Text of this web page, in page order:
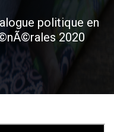
politique en
2020